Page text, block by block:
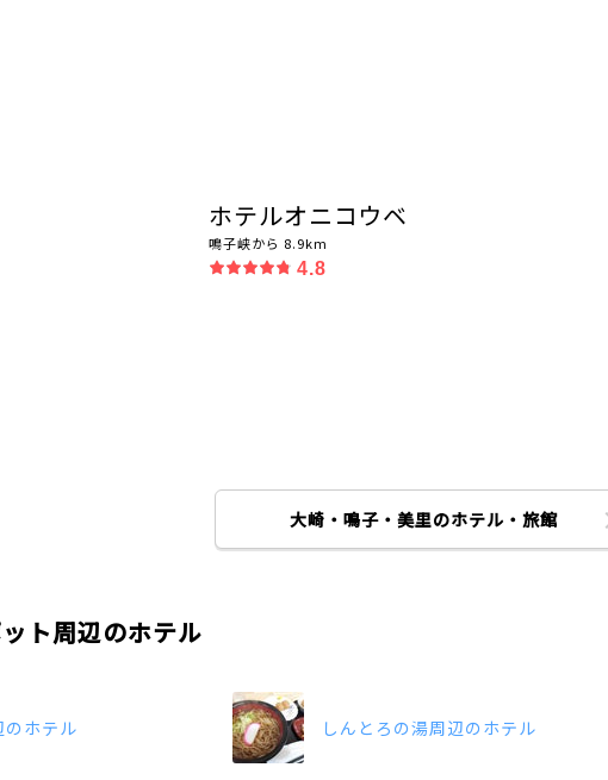
ホテルオニコウベ
鳴子峡から 8.9km
4.8
大崎・鳴子・美里のホテル・旅館
ト周辺のホテル
のホテル しんとろの湯周辺のホテル